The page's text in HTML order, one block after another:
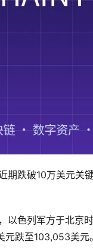
期跌破10万美元关
以色列军方于北京
元跌至103,053美元